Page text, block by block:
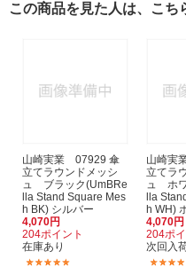
この商品を見た人は、こち
山崎実業 07929 傘
立てラウンドメッシ
ュ ブラック(UmBRe
lla Stand Square Mes
h BK) シルバー
4,070円
204ポイント
在庫あり
山崎実
立てラ
ュ ホ
lla
h WH)
4,070円
204ポ
次回入